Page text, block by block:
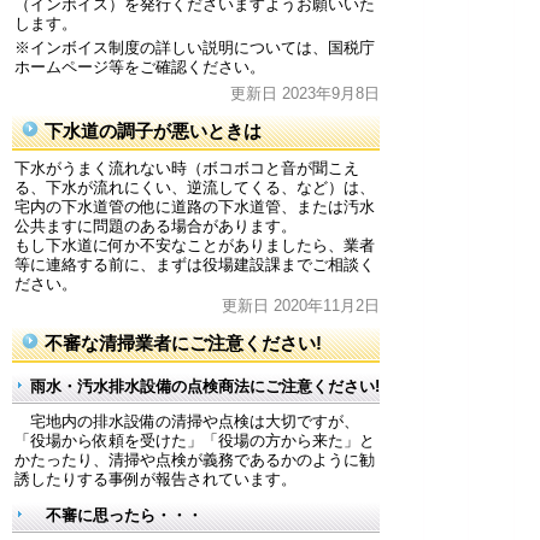
（インボイス）を発行くださいますようお願いいた
します。
※インボイス制度の詳しい説明については、国税庁
ホームページ等をご確認ください。
更新日 2023年9月8日
下水道の調子が悪いときは
下水がうまく流れない時（ボコボコと音が聞こえ
る、下水が流れにくい、逆流してくる、など）は、
宅内の下水道管の他に道路の下水道管、または汚水
公共ますに問題のある場合があります。
もし下水道に何か不安なことがありましたら、業者
等に連絡する前に、まずは役場建設課までご相談く
ださい。
更新日 2020年11月2日
不審な清掃業者にご注意ください!
雨水・汚水排水設備の点検商法にご注意ください!
宅地内の排水設備の清掃や点検は大切ですが、
「役場から依頼を受けた」「役場の方から来た」と
かたったり、清掃や点検が義務であるかのように勧
誘したりする事例が報告されています。
不審に思ったら・・・